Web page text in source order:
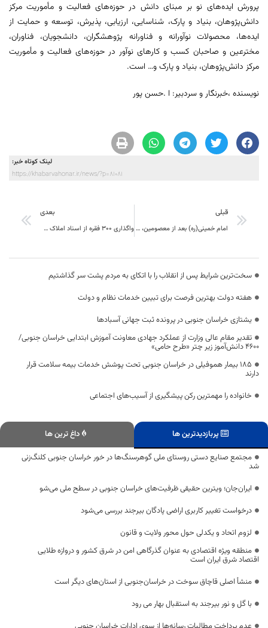
پرورش ایده‌های نو بر مبنای دانش در حوزه‌های فعالیت و مأموریت مرکز
دانش‌پژوهان، بنیاد و پارک، شناسایی، ارزیابی، پذیرش، توسعه و حمایت از
ایده‌‌ها، محصولات نوآورانه و فناورانه پژوهشگران، دانشجویان، فناوران،
مخترعین و صاحبان کسب و کارهای نوآور در حوزه‌های فعالیت و مأموریت
مرکز دانش‌پژوهان، بنیاد و پارک و… است.
نویسنده ،خبرنگار و سردبیر: ا .حسن پور
لینک کوتاه خبر:
https://khabarvahonar.ir/news/?p=81081
قبلی
امام خمینی(ره) بعد از معصومین، توانست زیر پرچم اسلام و اهل بیت(ع) یک جامعه مدنی دینی و الهی ایجاد کند
بعدی
واگذاری 300 فقره از اسناد املاک غصب شده توسط خاندان پهلوی به مردم خراسان جنوبی
سخت‌ترین شرایط پس از انقلاب را با اتکای به مردم پشت سر گذاشتیم
هفته دولت بهترین فرصت برای تبیین خدمات نظام و دولت
یشتازی خراسان جنوبی در پرونده ثبت جهانی آسبادها
تقدیر مقام عالی وزارت از عملکرد جهادی معاونت آموزش ابتدایی خراسان جنوبی/
۴۶۰۰ دانش‌آموز زیر چتر «طرح حامی»
۱۸۵ بیمار هموفیلی در خراسان جنوبی تحت پوشش خدمات بیمه سلامت قرار
دارند
خانواده را مهمترین رکن پیشگیری از آسیب‌های اجتماعی
پربازدیدترین ها
داغ ترین ها
مجتمع صنایع دستی روستای ملی گوهرسنگ‌ها در خور خراسان جنوبی کلنگ‌زنی
شد
ایران‌جان؛ ویترین حقیقی ظرفیت‌های خراسان جنوبی در سطح ملی می‌شو
درخواست تغییر کاربری اراضی پادگان بیرجند بررسی می‌شود
لزوم اتحاد و یکدلی حول محور ولایت و قانون
منطقه ویژه اقتصادی به عنوان گذرگاهی امن در شرق کشور و دروازه طلایی
اقتصاد شرق ایران است
منشأ اصلی قاچاق سوخت در خراسان‌جنوبی از استان‌های دیگر است
با گل و نور بیرجند به استقبال بهار می رود